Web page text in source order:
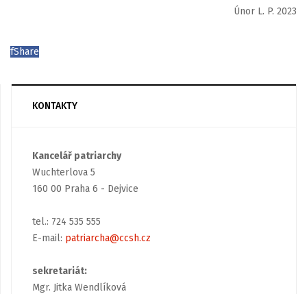
Únor L. P. 2023
fShare
KONTAKTY
Kancelář patriarchy
Wuchterlova 5
160 00 Praha 6 - Dejvice
tel.: 724 535 555
E-mail: patriarcha@ccsh.cz
sekretariát:
Mgr. Jitka Wendlíková